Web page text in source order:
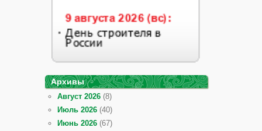
Архивы
Август 2026 (8)
Июль 2026 (40)
Июнь 2026 (67)